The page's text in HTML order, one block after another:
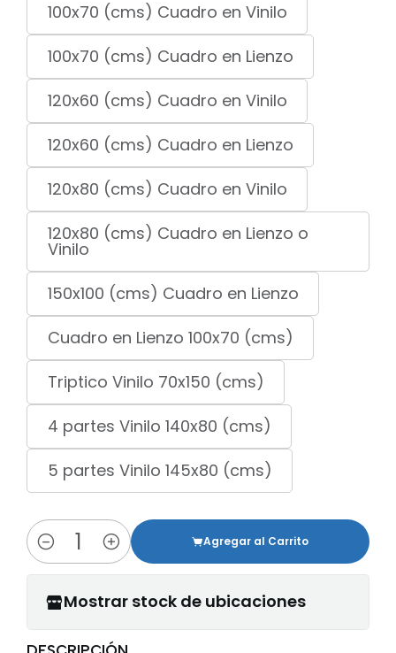
100x70 (cms) Cuadro en Vinilo
100x70 (cms) Cuadro en Lienzo
120x60 (cms) Cuadro en Vinilo
120x60 (cms) Cuadro en Lienzo
120x80 (cms) Cuadro en Vinilo
120x80 (cms) Cuadro en Lienzo o
Vinilo
150x100 (cms) Cuadro en Lienzo
Cuadro en Lienzo 100x70 (cms)
Triptico Vinilo 70x150 (cms)
4 partes Vinilo 140x80 (cms)
5 partes Vinilo 145x80 (cms)
Cantidad
Agregar al Carrito
Mostrar stock de ubicaciones